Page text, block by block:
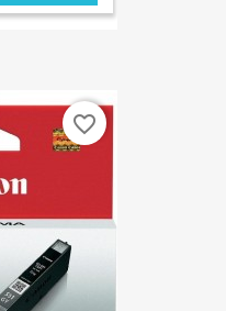
favorite_border